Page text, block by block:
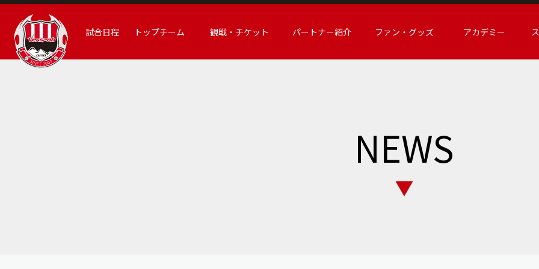
試合日程 トップチーム 観戦・チケット パートナー紹介 ファン・グッズ アカデミー
NEWS